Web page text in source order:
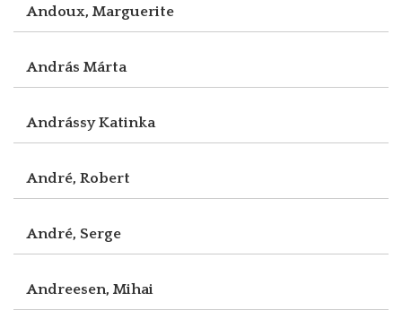
Andoux, Marguerite
András Márta
Andrássy Katinka
André, Robert
André, Serge
Andreesen, Mihai